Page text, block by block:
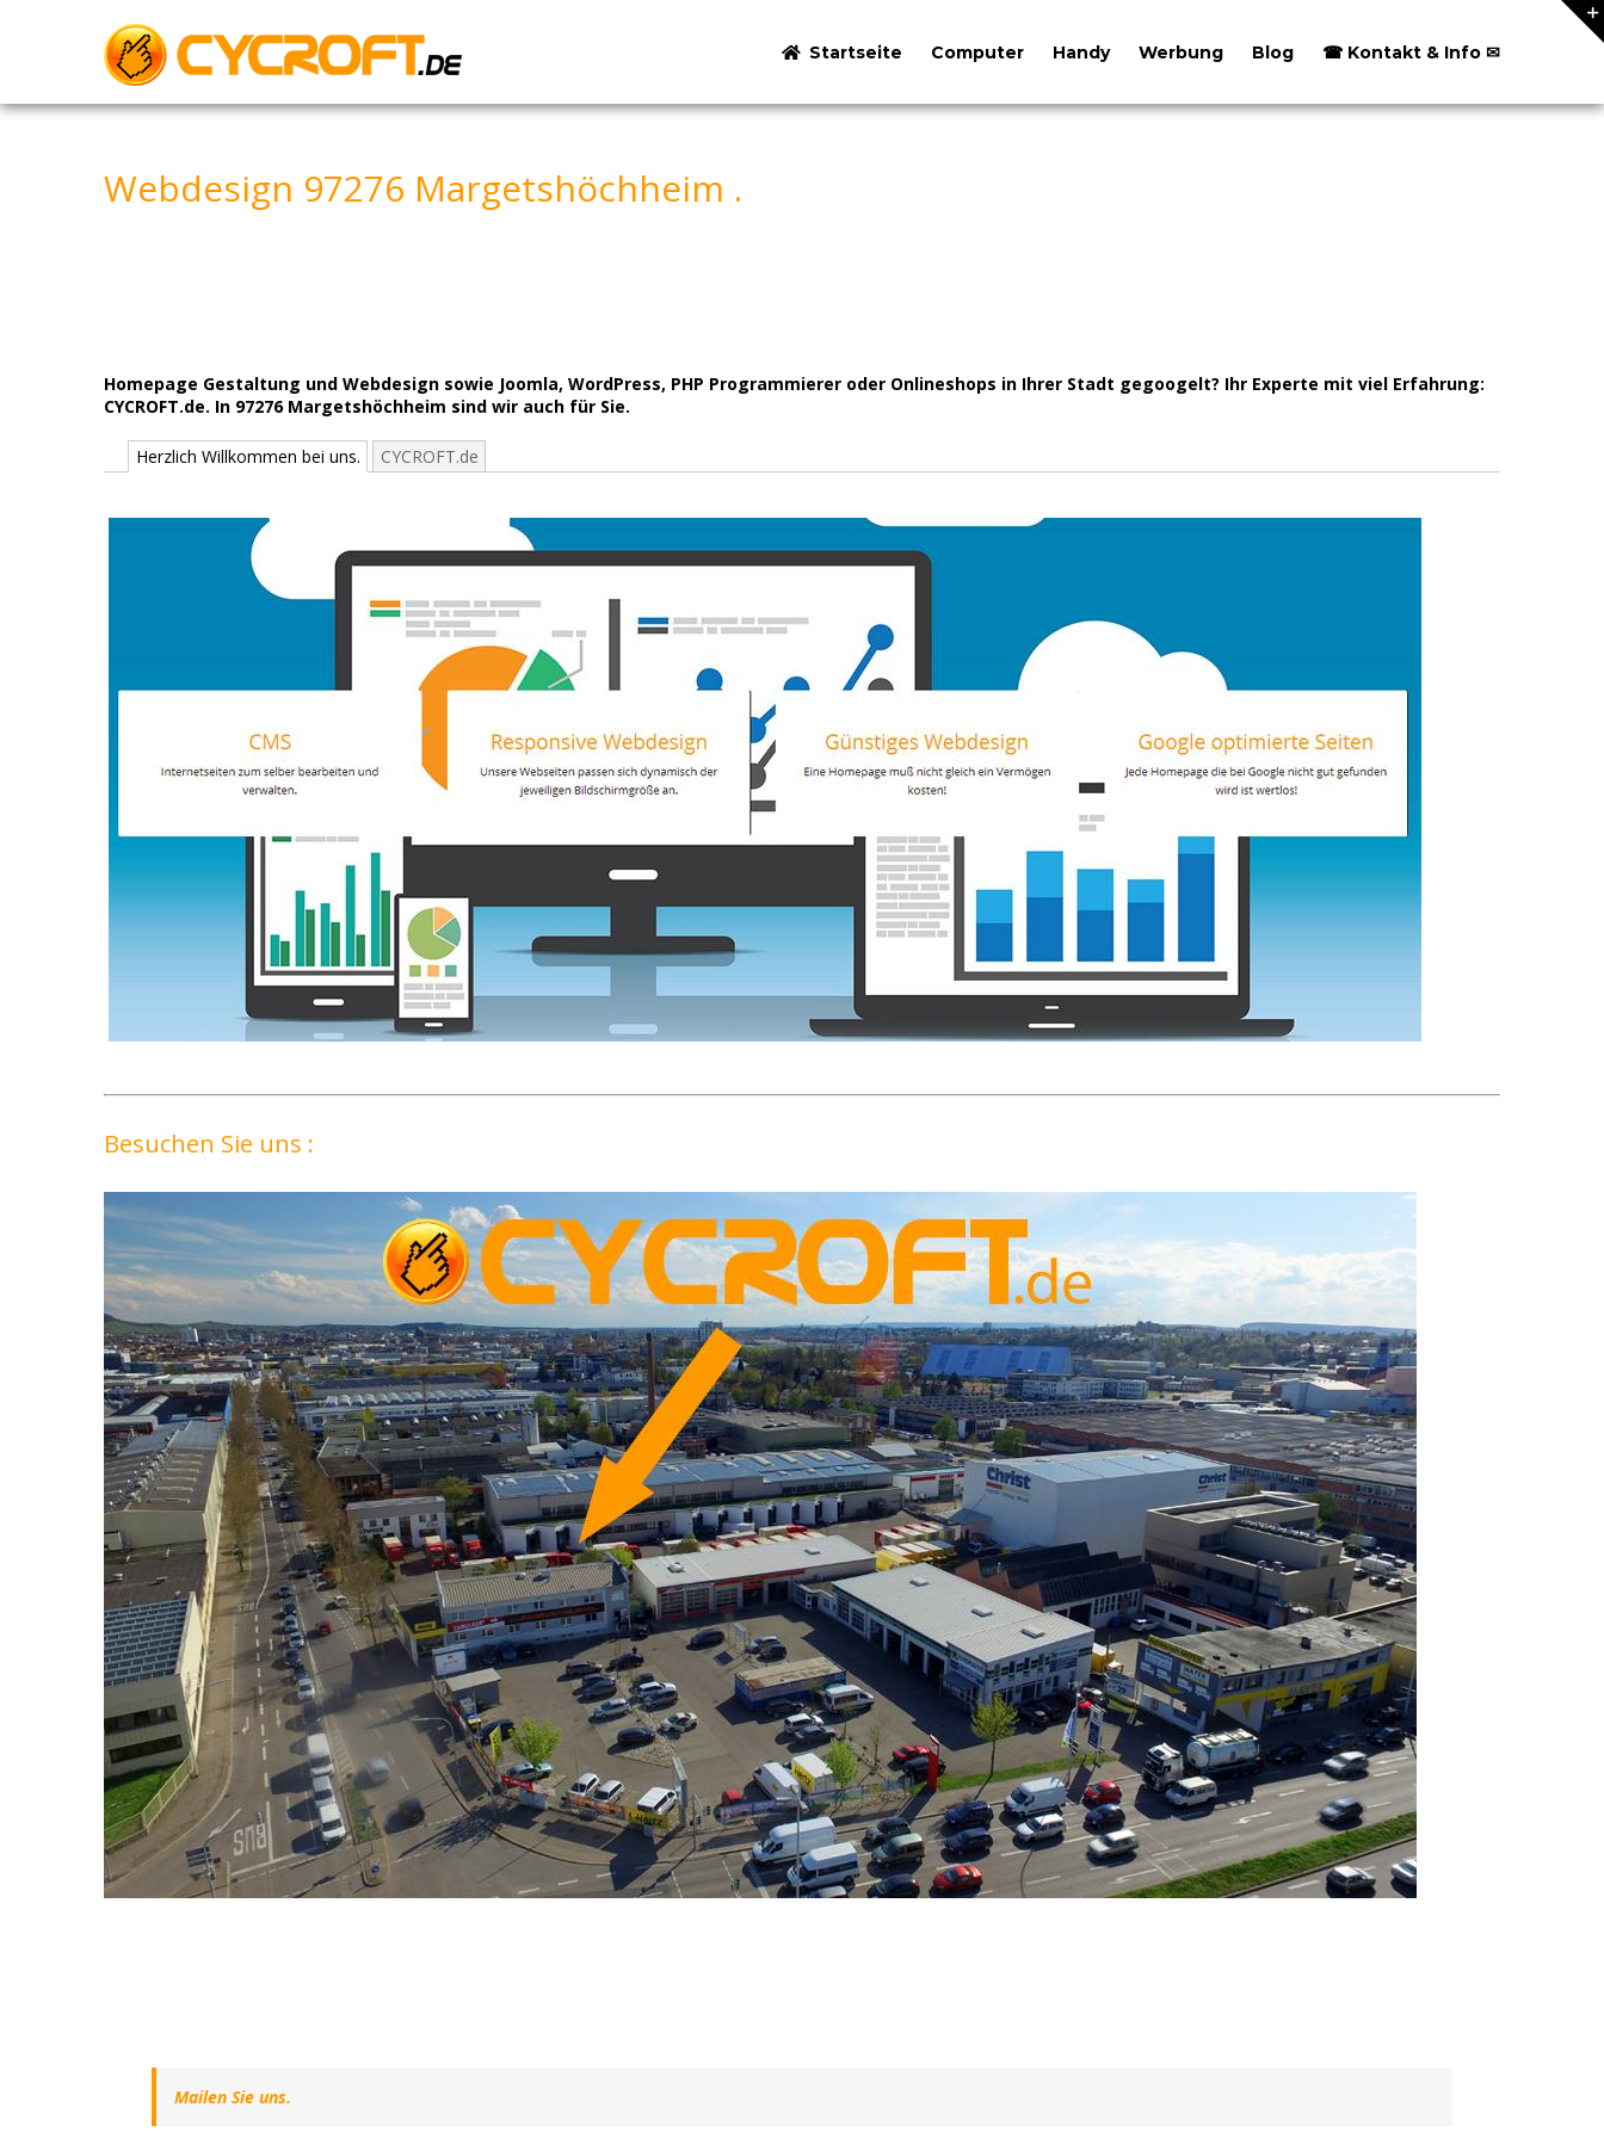
Startseite Computer Handy Werbung Blog ☎ Kontakt & Info ✉
Webdesign 97276 Margetshöchheim .
Homepage Gestaltung und Webdesign sowie Joomla, WordPress, PHP Programmierer oder Onlineshops in Ihrer Stadt gegoogelt? Ihr Experte mit viel Erfahrung:
CYCROFT.de. In 97276 Margetshöchheim sind wir auch für Sie.
Herzlich Willkommen bei uns. CYCROFT.de
Besuchen Sie uns :
Mailen Sie uns.